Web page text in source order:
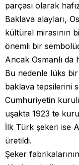
parçası olarak
Baklava alayları,
kültürel mirasının
önemli bir
Ancak Osmanlı da
Bu nedenle lüks
baklava tepsilerini
Cumhuriyetin
uşakta 1923 te
İlk Türk şekeri ise
üretildi.
Şeker